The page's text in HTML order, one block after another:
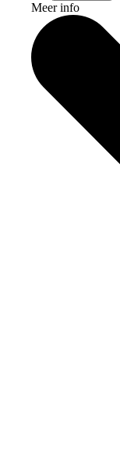
Meer info